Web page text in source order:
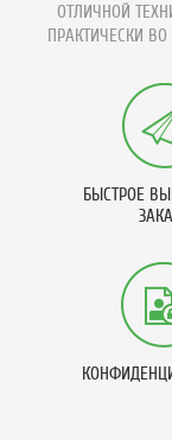
ОТЛИЧНОЙ
ПРАКТИЧЕСКИ
БЫСТРОЕ